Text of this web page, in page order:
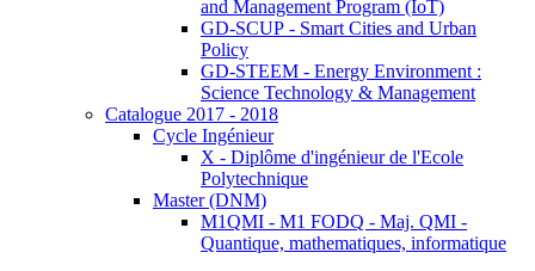
and Management Program (IoT)
GD-SCUP - Smart Cities and Urban
Policy
GD-STEEM - Energy Environment :
Science Technology & Management
Catalogue 2017 - 2018
Cycle Ingénieur
X - Diplôme d'ingénieur de l'Ecole
Polytechnique
Master (DNM)
M1QMI - M1 FODQ - Maj. QMI -
Quantique, mathematiques, informatique